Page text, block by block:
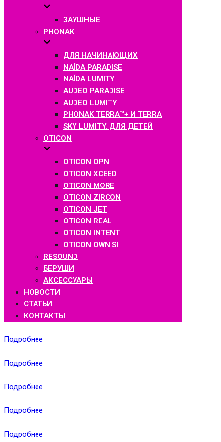
ЗАУШНЫЕ
PHONAK
ДЛЯ НАЧИНАЮЩИХ
NAÍDA PARADISE
NAÍDA LUMITY
AUDEO PARADISE
AUDEO LUMITY
PHONAK TERRA™+ И TERRA
SKY LUMITY. ДЛЯ ДЕТЕЙ
OTICON
OTICON OPN
OTICON XCEED
OTICON MORE
OTICON ZIRCON
OTICON JET
OTICON REAL
OTICON INTENT
OTICON OWN SI
RESOUND
БЕРУШИ
АКСЕССУАРЫ
НОВОСТИ
СТАТЬИ
КОНТАКТЫ
Подробнее
Подробнее
Подробнее
Подробнее
Подробнее